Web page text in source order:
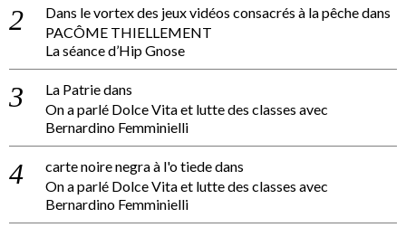
Dans le vortex des jeux vidéos consacrés à la pêchedans
PACÔME THIELLEMENT
La séance d’Hip Gnose
La Patriedans
On a parlé Dolce Vita et lutte des classes avec
Bernardino Femminielli
carte noire negra à l'o tiededans
On a parlé Dolce Vita et lutte des classes avec
Bernardino Femminielli